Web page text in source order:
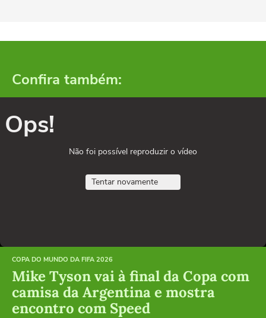
Confira também:
Ops!
Não foi possível reproduzir o vídeo
Tentar novamente
COPA DO MUNDO DA FIFA 2026
Mike Tyson vai à final da Copa com
camisa da Argentina e mostra
encontro com Speed